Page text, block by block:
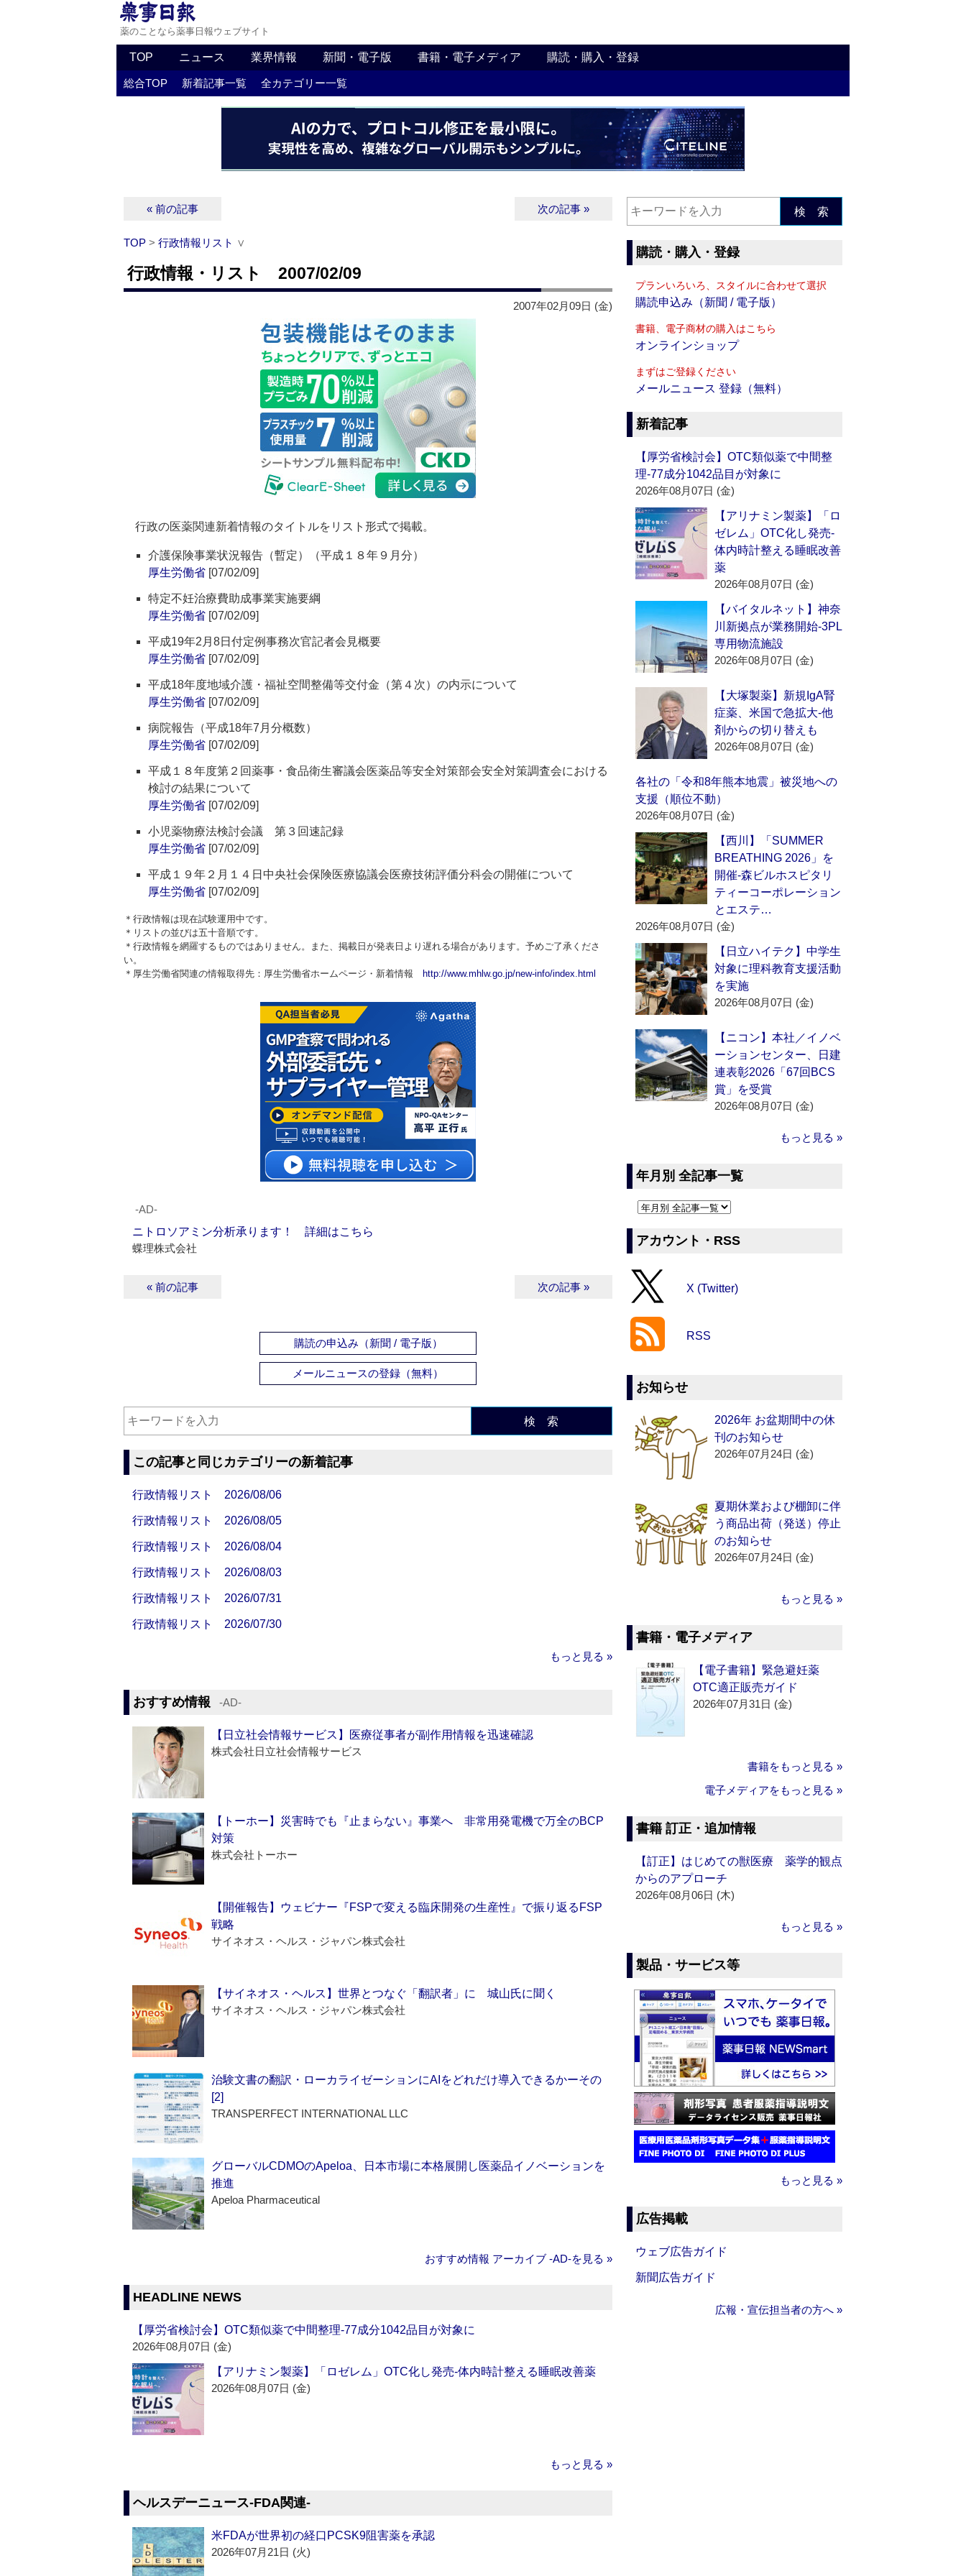
薬のことなら薬事日報ウェブサイト
TOP ニュース 業界情報 新聞・電子版 書籍・電子メディア 購読・購入・登録
総合TOP 新着記事一覧 全カテゴリー一覧
« 前の記事 次の記事 »
TOP > 行政情報リスト ∨
行政情報・リスト 2007/02/09
2007年02月09日 (金)
行政の医薬関連新着情報のタイトルをリスト形式で掲載。
介護保険事業状況報告（暫定）（平成１８年９月分）
厚生労働省 [07/02/09]
特定不妊治療費助成事業実施要綱
厚生労働省 [07/02/09]
平成19年2月8日付定例事務次官記者会見概要
厚生労働省 [07/02/09]
平成18年度地域介護・福祉空間整備等交付金（第４次）の内示について
厚生労働省 [07/02/09]
病院報告（平成18年7月分概数）
厚生労働省 [07/02/09]
平成１８年度第２回薬事・食品衛生審議会医薬品等安全対策部会安全対策調査会における
検討の結果について
厚生労働省 [07/02/09]
小児薬物療法検討会議 第３回速記録
厚生労働省 [07/02/09]
平成１９年２月１４日中央社会保険医療協議会医療技術評価分科会の開催について
厚生労働省 [07/02/09]
＊行政情報は現在試験運用中です。
＊リストの並びは五十音順です。
＊行政情報を網羅するものではありません。また、掲載日が発表日より遅れる場合があります。予めご了承くださ
い。
＊厚生労働省関連の情報取得先：厚生労働省ホームページ・新着情報
http://www.mhlw.go.jp/new-info/index.html
‐AD‐
ニトロソアミン分析承ります！ 詳細はこちら
蝶理株式会社
« 前の記事 次の記事 »
購読の申込み（新聞 / 電子版）
メールニュースの登録（無料）
検 索
この記事と同じカテゴリーの新着記事
行政情報リスト 2026/08/06
行政情報リスト 2026/08/05
行政情報リスト 2026/08/04
行政情報リスト 2026/08/03
行政情報リスト 2026/07/31
行政情報リスト 2026/07/30
もっと見る »
おすすめ情報 ‐AD‐
【日立社会情報サービス】医療従事者が副作用情報を迅速確認
株式会社日立社会情報サービス
【トーホー】災害時でも『止まらない』事業へ 非常用発電機で万全のBCP
対策
株式会社トーホー
【開催報告】ウェビナー『FSPで変える臨床開発の生産性』で振り返るFSP
戦略
サイネオス・ヘルス・ジャパン株式会社
【サイネオス・ヘルス】世界とつなぐ「翻訳者」に 城山氏に聞く
サイネオス・ヘルス・ジャパン株式会社
治験文書の翻訳・ローカライゼーションにAIをどれだけ導入できるかーその
[2]
TRANSPERFECT INTERNATIONAL LLC
グローバルCDMOのApeloa、日本市場に本格展開し医薬品イノベーションを
推進
Apeloa Pharmaceutical
おすすめ情報 アーカイブ ‐AD‐を見る »
HEADLINE NEWS
【厚労省検討会】OTC類似薬で中間整理‐77成分1042品目が対象に
2026年08月07日 (金)
【アリナミン製薬】「ロゼレム」OTC化し発売‐体内時計整える睡眠改善薬
2026年08月07日 (金)
もっと見る »
ヘルスデーニュース‐FDA関連‐
米FDAが世界初の経口PCSK9阻害薬を承認
2026年07月21日 (火)
検 索
購読・購入・登録
プランいろいろ、スタイルに合わせて選択
購読申込み（新聞 / 電子版）
書籍、電子商材の購入はこちら
オンラインショップ
まずはご登録ください
メールニュース 登録（無料）
新着記事
【厚労省検討会】OTC類似薬で中間整
理‐77成分1042品目が対象に
2026年08月07日 (金)
【アリナミン製薬】「ロ
ゼレム」OTC化し発売‐
体内時計整える睡眠改善
薬
2026年08月07日 (金)
【バイタルネット】神奈
川新拠点が業務開始‐3PL
専用物流施設
2026年08月07日 (金)
【大塚製薬】新規IgA腎
症薬、米国で急拡大‐他
剤からの切り替えも
2026年08月07日 (金)
各社の「令和8年熊本地震」被災地への
支援（順位不動）
2026年08月07日 (金)
【西川】「SUMMER
BREATHING 2026」を
開催‐森ビルホスピタリ
ティーコーポレーション
とエステ…
2026年08月07日 (金)
【日立ハイテク】中学生
対象に理科教育支援活動
を実施
2026年08月07日 (金)
【ニコン】本社／イノベ
ーションセンター、日建
連表彰2026「67回BCS
賞」を受賞
2026年08月07日 (金)
もっと見る »
年月別 全記事一覧
アカウント・RSS
X (Twitter)
RSS
お知らせ
2026年 お盆期間中の休
刊のお知らせ
2026年07月24日 (金)
夏期休業および棚卸に伴
う商品出荷（発送）停止
のお知らせ
2026年07月24日 (金)
もっと見る »
書籍・電子メディア
【電子書籍】緊急避妊薬
OTC適正販売ガイド
2026年07月31日 (金)
書籍をもっと見る »
電子メディアをもっと見る »
書籍 訂正・追加情報
【訂正】はじめての獣医療 薬学的観点
からのアプローチ
2026年08月06日 (木)
もっと見る »
製品・サービス等
もっと見る »
広告掲載
ウェブ広告ガイド
新聞広告ガイド
広報・宣伝担当者の方へ »